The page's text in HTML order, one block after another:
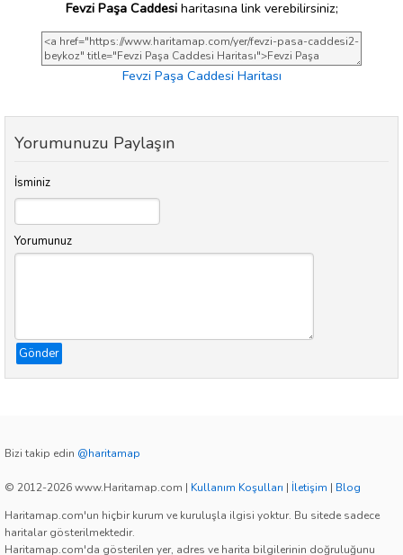
Fevzi Paşa Caddesiharitasına link verebilirsiniz;
Fevzi Paşa Caddesi Haritası
Yorumunuzu Paylaşın
İsminiz
Yorumunuz
Gönder
Bizi takip edin @haritamap
© 2012-2026 www.Haritamap.com | Kullanım Koşulları | İletişim | Blog
Haritamap.com'un hiçbir kurum ve kuruluşla ilgisi yoktur. Bu sitede sadece
haritalar gösterilmektedir.
Haritamap.com'da gösterilen yer, adres ve harita bilgilerinin doğruluğunu